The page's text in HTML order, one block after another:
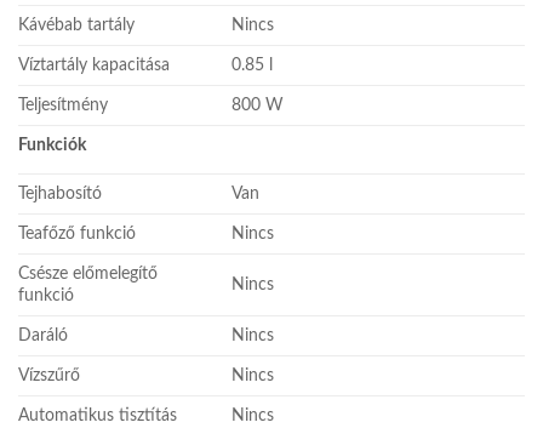
Kávébab tartály Nincs
Víztartály kapacitása 0.85 l
Teljesítmény 800 W
Funkciók
Tejhabosító Van
Teafőző funkció Nincs
Csésze előmelegítő
funkció
Nincs
Daráló Nincs
Vízszűrő Nincs
Automatikus tisztítás Nincs